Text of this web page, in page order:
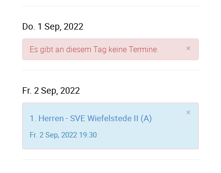
Do. 1 Sep, 2022
×
Es gibt an diesem Tag keine Termine.
Fr. 2 Sep, 2022
×
1. Herren - SVE Wiefelstede II (A)
Fr. 2 Sep, 2022 19:30